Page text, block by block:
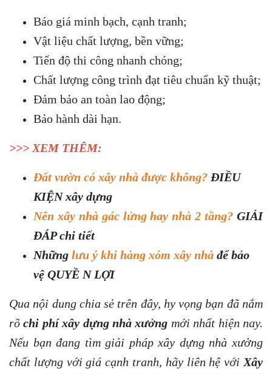
Báo giá minh bạch, cạnh tranh;
Vật liệu chất lượng, bền vững;
Tiến độ thi công nhanh chóng;
Chất lượng công trình đạt tiêu chuẩn kỹ thuật;
Đảm bảo an toàn lao động;
Bảo hành dài hạn.
>>> XEM THÊM:
Đất vườn có xây nhà được không? ĐIỀU
KIỆN xây dựng
Nên xây nhà gác lửng hay nhà 2 tầng? GIẢI
ĐÁP chi tiết
Những lưu ý khi hàng xóm xây nhà để bảo
vệ QUYỀ N LỢI
Qua nội dung chia sẻ trên đây, hy vọng bạn đã nắm
rõ chi phí xây dựng nhà xưởng mới nhất hiện nay.
Nếu bạn đang tìm giải pháp xây dựng nhà xưởng
chất lượng với giá cạnh tranh, hãy liên hệ với Xây